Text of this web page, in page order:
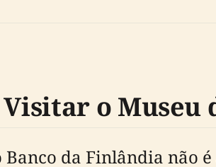
o Museu
Banco da Finlândia não